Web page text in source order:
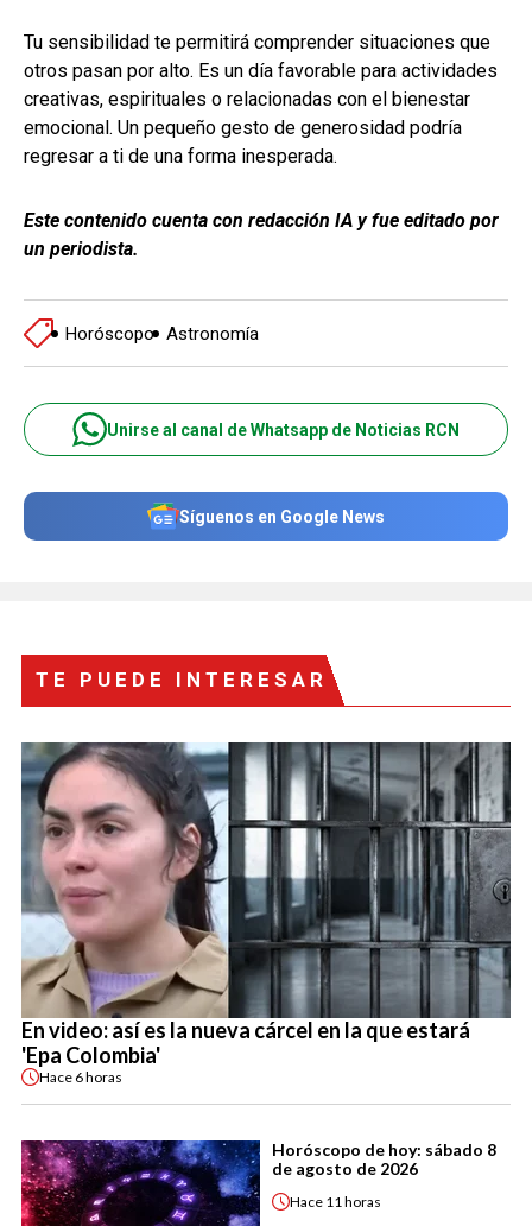
Tu sensibilidad te permitirá comprender situaciones que
otros pasan por alto. Es un día favorable para actividades
creativas, espirituales o relacionadas con el bienestar
emocional. Un pequeño gesto de generosidad podría
regresar a ti de una forma inesperada.
Este contenido cuenta con redacción IA y fue editado por
un periodista.
Horóscopo Astronomía
Unirse al canal de Whatsapp de Noticias RCN
Síguenos en Google News
TE PUEDE INTERESAR
En video: así es la nueva cárcel en la que estará
'Epa Colombia'
Hace 6 horas
Horóscopo de hoy: sábado 8
de agosto de 2026
Hace 11 horas